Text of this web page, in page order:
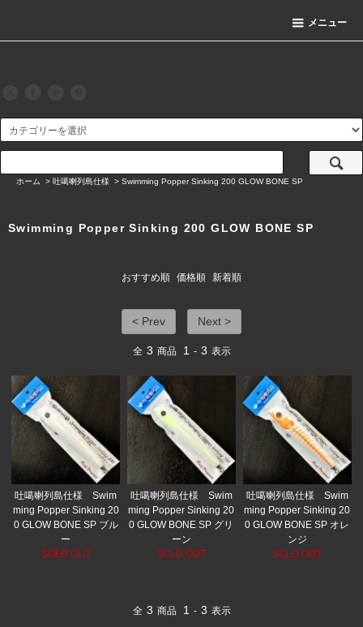
メニュー
ホーム > 吐噶喇列島仕様 > Swimming Popper Sinking 200 GLOW BONE SP
Swimming Popper Sinking 200 GLOW BONE SP
おすすめ順 価格順 新着順
< Prev Next >
全 3 商品 1 - 3 表示
吐噶喇列島仕様 Swim
ming Popper Sinking 20
0 GLOW BONE SP ブル
ー
SOLD OUT
吐噶喇列島仕様 Swim
ming Popper Sinking 20
0 GLOW BONE SP グリ
ーン
SOLD OUT
吐噶喇列島仕様 Swim
ming Popper Sinking 20
0 GLOW BONE SP オレ
ンジ
SOLD OUT
全 3 商品 1 - 3 表示